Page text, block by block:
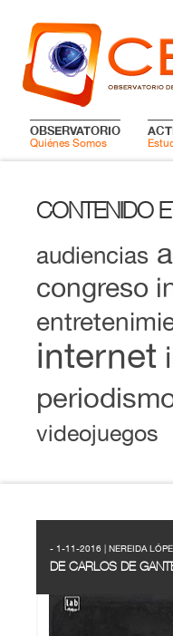
OBSERVATORIO
Quiénes Somos
CONTENIDO
audiencias
congreso
internet
videojuegos
- 1-11-2016 | NEREIDA
DE CARLOS DE